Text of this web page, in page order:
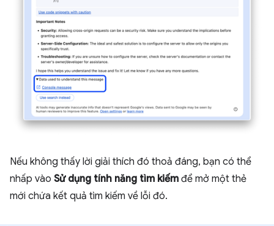
Nếu không thấy lời giải thích đó thoả đáng, bạn có thể
nhấp vào Sử dụng tính năng tìm kiếm để mở một thẻ
mới chứa kết quả tìm kiếm về lỗi đó.